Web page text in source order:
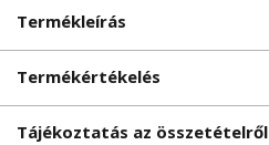
Termékleírás
Termékértékelés
Tájékoztatás az összetételről